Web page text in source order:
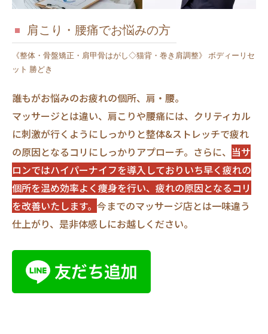
肩こり・腰痛でお悩みの方
《整体・骨盤矯正・肩甲骨はがし◇猫背・巻き肩調整》 ボディーリセ
ット 勝どき
誰もがお悩みのお疲れの個所、肩・腰。
マッサージとは違い、肩こりや腰痛には、クリティカル
に刺激が行くようにしっかりと整体&ストレッチで疲れ
の原因となるコリにしっかりアプローチ。さらに、 当サ
ロンではハイパーナイフを導入しておりいち早く疲れの
個所を温め効率よく痩身を行い、疲れの原因となるコリ
を改善いたします。 今までのマッサージ店とは一味違う
仕上がり、是非体感しにお越しください。